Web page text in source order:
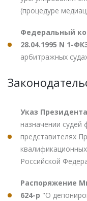
(процедуре
Федеральный
28.04.1995 N 1-
арбитражных
Указ
назначении судей
представителях
Российской
Распоряжение
624-р "О